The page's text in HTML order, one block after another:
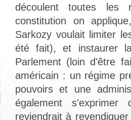
découlent toutes les
constitution on
Sarkozy voulait limiter
été fait), et instaurer
Parlement (loin d'être
américain : un régime
pouvoirs et une
également s'exprimer
reviendrait à